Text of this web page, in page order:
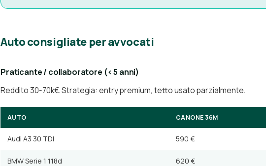
Auto consigliate per avvocati
Praticante / collaboratore (< 5 anni)
Reddito 30-70k€. Strategia: entry premium, tetto usato parzialmente.
AUTO CANONE 36M
Audi A3 30 TDI 590 €
BMW Serie 1 118d 620 €